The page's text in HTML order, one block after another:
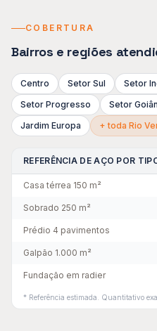
COBERTURA
Bairros e regiões
Centro Setor Sul Setor
Setor Progresso
Setor
Jardim Europa
+ toda Rio
REFERÊNCIA DE AÇO POR
Casa térrea 150 m²
Sobrado 250 m²
Prédio 4 pavimentos
Galpão 1.000 m²
Fundação em radier
* Referência estimada. Quantitativo